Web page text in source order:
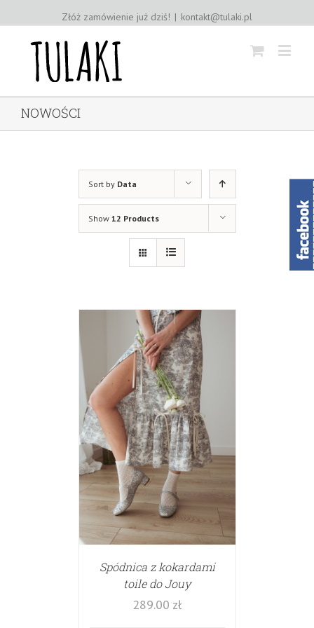
Złóż zamówienie już dziś! | kontakt@tulaki.pl
NOWOŚCI
Sort by Data
Show 12 Products
Spódnica z kokardami
toile do Jouy
289.00 zł